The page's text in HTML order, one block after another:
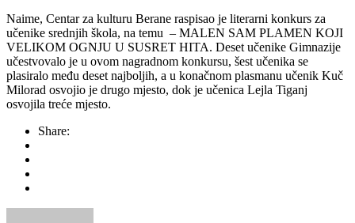
Naime, Centar za kulturu Berane raspisao je literarni konkurs za
učenike srednjih škola, na temu – MALEN SAM PLAMEN KOJI
VELIKOM OGNJU U SUSRET HITA. Deset učenike Gimnazije
učestvovalo je u ovom nagradnom konkursu, šest učenika se
plasiralo među deset najboljih, a u konačnom plasmanu učenik Kuč
Milorad osvojio je drugo mjesto, dok je učenica Lejla Tiganj
osvojila treće mjesto.
Share: